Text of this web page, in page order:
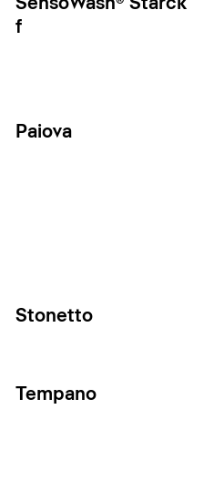
f
Paiova
Stonetto
Tempano